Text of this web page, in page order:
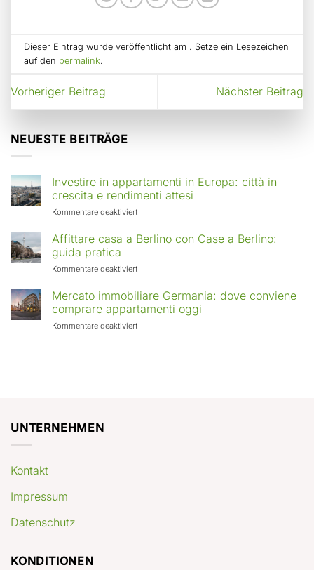
Dieser Eintrag wurde veröffentlicht am . Setze ein Lesezeichen
auf den permalink.
Vorheriger Beitrag Nächster Beitrag
NEUESTE BEITRÄGE
Investire in appartamenti in Europa: città in
crescita e rendimenti attesi
Kommentare deaktiviertfür
in
Europa:
in
crescita
rendimenti
Affittare casa a Berlino con Case a Berlino:
guida pratica
Kommentare deaktiviertfür
casa
a
Berlino
con
Mercato immobiliare Germania: dove conviene
comprare appartamenti oggi
Kommentare deaktiviertfür
UNTERNEHMEN
Kontakt
Impressum
Datenschutz
KONDITIONEN